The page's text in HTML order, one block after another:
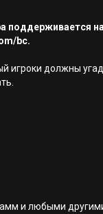
поддерживается
bc.
должны
и любыми